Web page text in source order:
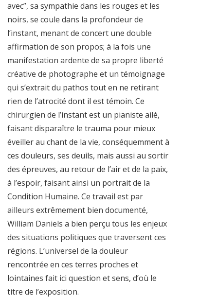
avec”, sa sympathie dans les rouges et les
noirs, se coule dans la profondeur de
l’instant, menant de concert une double
affirmation de son propos; à la fois une
manifestation ardente de sa propre liberté
créative de photographe et un témoignage
qui s’extrait du pathos tout en ne retirant
rien de l’atrocité dont il est témoin. Ce
chirurgien de l’instant est un pianiste ailé,
faisant disparaître le trauma pour mieux
éveiller au chant de la vie, conséquemment à
ces douleurs, ses deuils, mais aussi au sortir
des épreuves, au retour de l’air et de la paix,
à l’espoir, faisant ainsi un portrait de la
Condition Humaine. Ce travail est par
ailleurs extrêmement bien documenté,
William Daniels a bien perçu tous les enjeux
des situations politiques que traversent ces
régions. L’universel de la douleur
rencontrée en ces terres proches et
lointaines fait ici question et sens, d’où le
titre de l’exposition.